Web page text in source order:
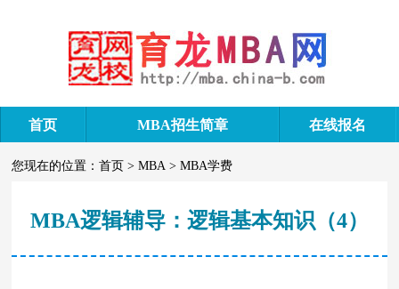
首页 MBA招生简章 在线报名
您现在的位置：首页 >MBA >MBA学费
MBA逻辑辅导：逻辑基本知识（4）